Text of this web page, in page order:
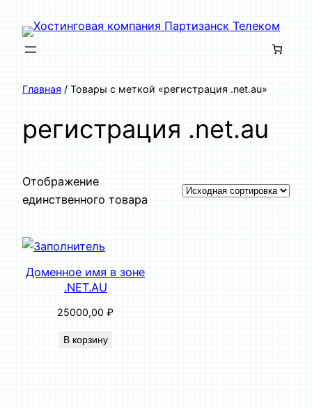
содержимому
Главная / Товары с меткой «регистрация .net.au»
регистрация .net.au
Отображение
единственного товара
Доменное имя в зоне
.NET.AU
25000,00₽
В корзину